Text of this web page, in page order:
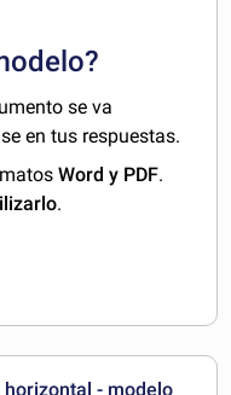
se va
en tus respuestas.
Word y PDF.
.
- modelo